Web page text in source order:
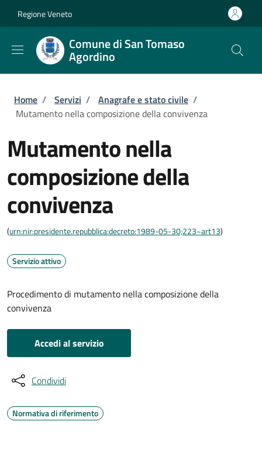
Regione Veneto
Comune di San Tomaso
Agordino
Briciole di pane
Home / Servizi / Anagrafe e stato civile /
Mutamento nella composizione della convivenza
Mutamento nella
composizione della
convivenza
(urn:nir:presidente.repubblica:decreto:1989-05-30;223~art13)
Servizio attivo
Procedimento di mutamento nella composizione della
convivenza
Accedi al servizio
Condividi
Normativa di riferimento